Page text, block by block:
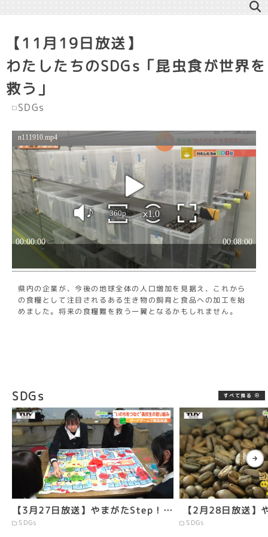
【11月19日放送】
わたしたちのSDGs「昆虫食が世界を
救う」
SDGs
県内の企業が、今後の地球全体の人口増加を見据え、 これから
の食糧として注目されるある生き物の飼育と食品への加工 を始
めました。将来の食糧難を救う一翼となるかもしれません。
SDGs すべて見る
【3月27日放送】やまがたStep！…
SDGs
【2月28日放送
SDGs